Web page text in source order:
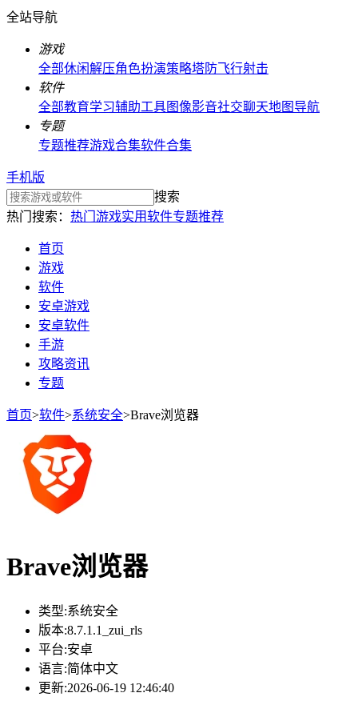
全站导航
游戏
全部休闲解压角色扮演策略塔防飞行射击
软件
全部教育学习辅助工具图像影音社交聊天地图导航
专题
专题推荐游戏合集软件合集
手机版
搜索
热门搜索： 热门游戏实用软件专题推荐
首页
游戏
软件
安卓游戏
安卓软件
手游
攻略资讯
专题
首页>软件>系统安全>Brave浏览器
Brave浏览器
类型:系统安全
版本:8.7.1.1_zui_rls
平台:安卓
语言:简体中文
更新:2026-06-19 12:46:40